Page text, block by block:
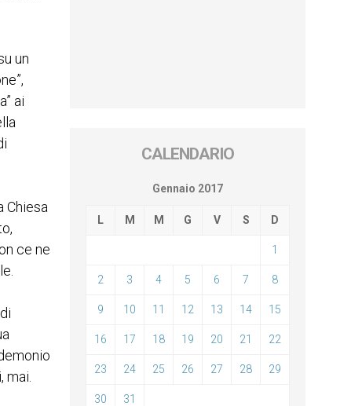
un
ai
Chiesa
ce ne
mai.
CALENDARIO
Gennaio 2017
L M M G V S D
1
2 3 4 5 6 7 8
9 10 11 12 13 14 15
16 17 18 19 20 21 22
23 24 25 26 27 28 29
30 31